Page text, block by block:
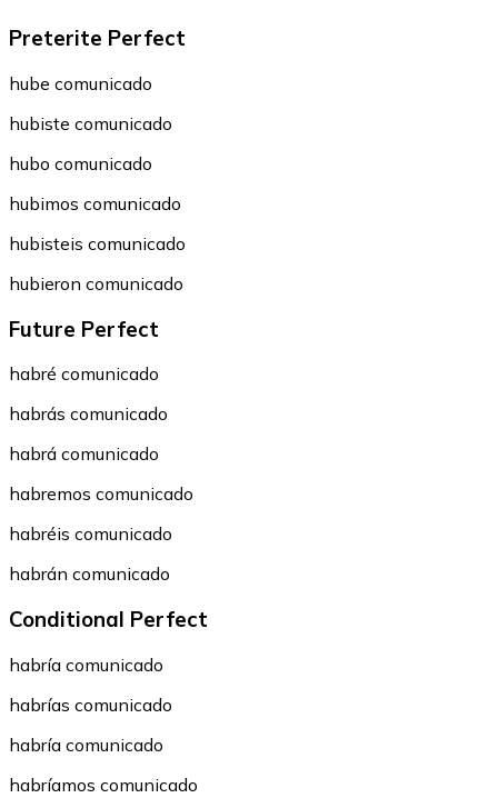
Preterite Perfect
hube comunicado
hubiste comunicado
hubo comunicado
hubimos comunicado
hubisteis comunicado
hubieron comunicado
Future Perfect
habré comunicado
habrás comunicado
habrá comunicado
habremos comunicado
habréis comunicado
habrán comunicado
Conditional Perfect
habría comunicado
habrías comunicado
habría comunicado
habríamos comunicado